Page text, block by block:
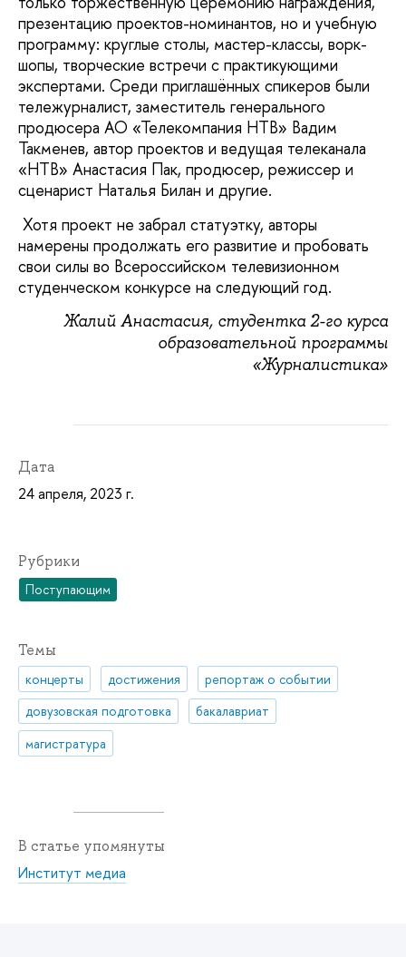
презентацию проектов-номинантов, но и учебную
программу: круглые столы, мастер-классы, ворк-
шопы, творческие встречи с практикующими
экспертами. Среди приглашённых спикеров были
тележурналист, заместитель генерального
продюсера АО «Телекомпания НТВ» Вадим
Такменев, автор проектов и ведущая телеканала
«НТВ» Анастасия Пак, продюсер, режиссер и
сценарист Наталья Билан и другие.
Хотя проект не забрал статуэтку, авторы
намерены продолжать его развитие и пробовать
свои силы во Всероссийском телевизионном
студенческом конкурсе на следующий год.
Жалий Анастасия, студентка 2-го курса
образовательной программы
«Журналистика»
Дата
24 апреля, 2023 г.
Рубрики
Поступающим
Темы
концерты достижения
репортаж о событии
довузовская подготовка
бакалавриат
магистратура
В статье упомянуты
Институт медиа